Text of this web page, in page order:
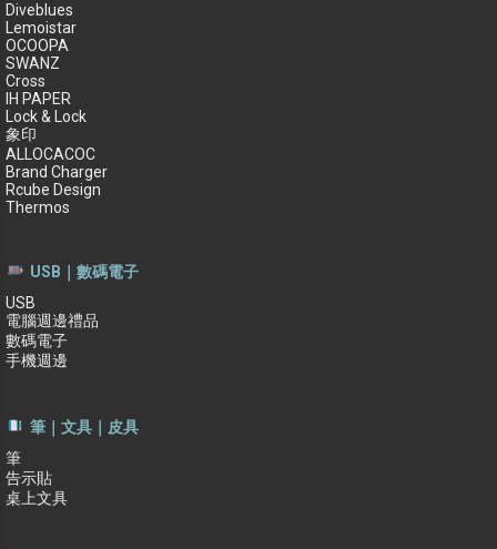
Diveblues
Lemoistar
OCOOPA
SWANZ
Cross
IH PAPER
Lock & Lock
象印
ALLOCACOC
Brand Charger
Rcube Design
Thermos
USB｜數碼電子
USB
電腦週邊禮品
數碼電子
手機週邊
筆｜文具｜皮具
筆
告示貼
桌上文具